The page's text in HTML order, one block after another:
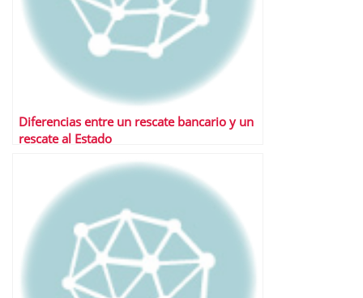
Diferencias entre un rescate bancario y un
rescate al Estado